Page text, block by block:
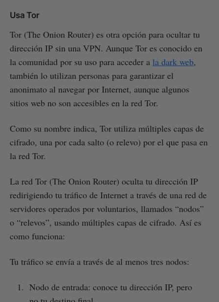
Usa Tor
Tor (The Onion Router) es otra opción para ocultar tu
dirección IP sin una VPN. Aunque Tor es conocido en
la comunidad por su uso para acceder a la dark web,
también lo utilizan personas para garantizar el
anonimato al navegar por Internet, aunque algunos
sitios web no son accesibles en la red Tor.
Como su nombre indica, Tor utiliza múltiples capas de
cifrado, una por cada salto (o relevo) por el que pasa en
la red Tor.
La red Tor (The Onion Router) oculta tu dirección IP
redirigiendo tu tráfico de Internet a través de una red de
servidores operados por voluntarios, llamados “nodos”
o “relevos”, usando múltiples capas de cifrado. Así es
como funciona:
Tu tráfico se envía a través de al menos tres nodos:
Nodo de entrada: conoce tu dirección IP, pero